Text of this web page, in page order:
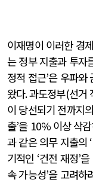
이재명이 이러한 경
는 정부 지출과 투자
정적 접근’은 우파와
왔다.과도정부(선거
이 당선되기 전까지
출’을 10% 이상 삭
과 같은 의무 지출의 ‘
기적인 ‘건전 재정’을
속 가능성’을 고려하